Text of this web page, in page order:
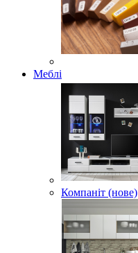
Меблі
Компаніт (нове)